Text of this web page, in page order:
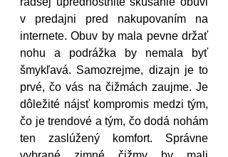
v predajni pred nakupovaním na
internete. Obuv by mala pevne držať
nohu a podrážka by nemala byť
šmykľavá. Samozrejme, dizajn je to
prvé, čo vás na čižmách zaujme. Je
dôležité nájsť kompromis medzi tým,
čo je trendové a tým, čo dodá nohám
ten zaslúžený komfort. Správne